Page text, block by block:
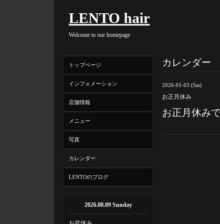
LENTO hair
Welcome to our homepage
カレンダー
2026-01-03 (Sat)
お正月休み
お正月休み
トップページ
インフォメーション
店舗情報
メニュー
写真
カレンダー
LENTOのブログ
2026.08.09 Sunday